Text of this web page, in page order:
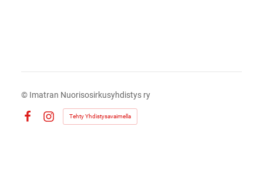
© Imatran Nuorisosirkusyhdistys ry
Instagram
Tehty Yhdistysavaimella